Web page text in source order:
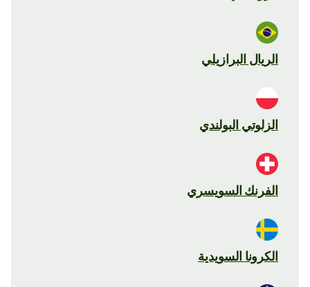
الريال البرازيلي
الزلوتي البولندي
الفرنك السويسري
الكرونا السويدية